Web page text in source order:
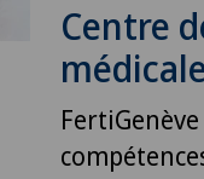
Centre